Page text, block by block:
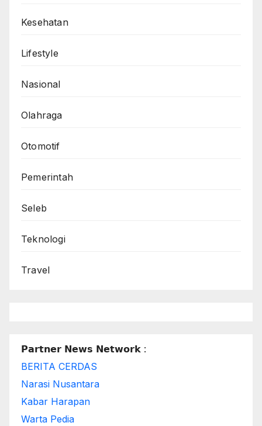
Kesehatan
Lifestyle
Nasional
Olahraga
Otomotif
Pemerintah
Seleb
Teknologi
Travel
𝗣𝗮𝗿𝘁𝗻𝗲𝗿 𝗡𝗲𝘄𝘀 𝗡𝗲𝘁𝘄𝗼𝗿𝗸 :
BERITA CERDAS
Narasi Nusantara
Kabar Harapan
Warta Pedia